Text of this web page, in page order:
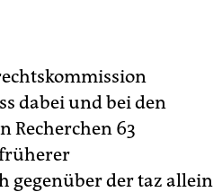
dabei und bei den
Recherchen 63
gegenüber der taz allein